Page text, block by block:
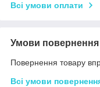
Всі умови оплати
Умови повернення
Повернення товару
Всі умови